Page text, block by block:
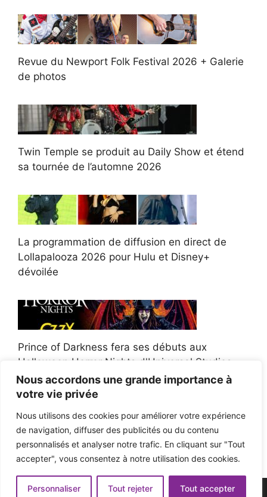
Nous accordons une grande importance à
votre vie privée
Nous utilisons des cookies pour améliorer votre expérience
de navigation, diffuser des publicités ou du contenu
personnalisés et analyser notre trafic. En cliquant sur "Tout
accepter", vous consentez à notre utilisation des cookies.
Personnaliser Tout rejeter Tout accepter
Revue du Newport Folk Festival 2026 + Galerie
de photos
Twin Temple se produit au Daily Show et étend
sa tournée de l’automne 2026
La programmation de diffusion en direct de
Lollapalooza 2026 pour Hulu et Disney+
dévoilée
Prince of Darkness fera ses débuts aux
Halloween Horror Nights d'Universal Studios
Afroman poursuit un policier de l'Ohio après la
victoire du jury en diffamation